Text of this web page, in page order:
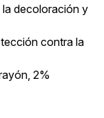
la decoloración y
contra la
2%